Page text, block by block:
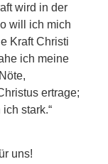
wird in der
will ich mich
Kraft Christi
ich meine
ertrage;
stark.“
uns!